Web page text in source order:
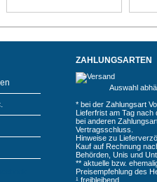
ZAHLUNGSARTEN
Auswahl
* bei der Zahlungsart
Lieferfrist am Tag nach
bei anderen
Vertragsschluss.
Hinweise zu
Kauf auf Rechnung
Behörden, Unis und
** aktuelle bzw.
Preisempfehlung des
¹ freibleibend